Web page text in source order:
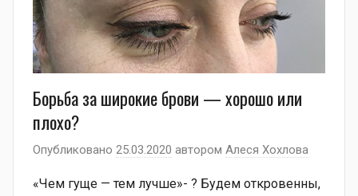
Борьба за широкие брови — хорошо или
плохо?
Опубликовано 25.03.2020 автором Алеся Хохлова
«Чем гуще — тем лучше»- ? Будем откровенны,